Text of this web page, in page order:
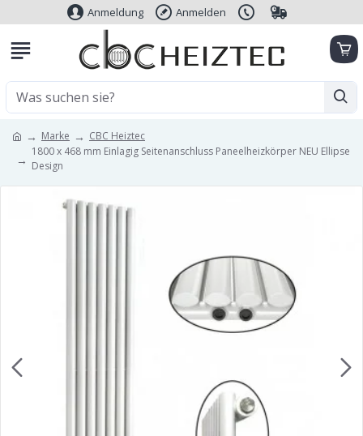
Anmeldung Anmelden
Marke
CBC Heiztec
1800 x 468 mm Einlagig Seitenanschluss Paneelheizkörper NEU Ellipse
Design